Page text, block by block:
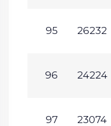
95 26232
96 24224
97 23074